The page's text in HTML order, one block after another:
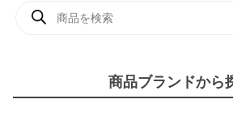
商品ブランドから